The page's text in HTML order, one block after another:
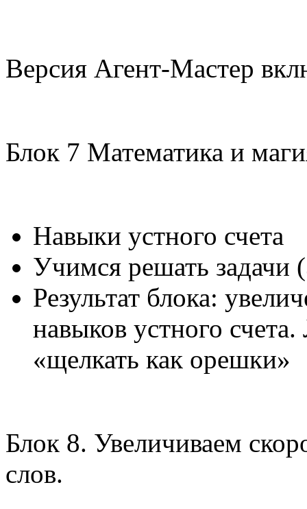
Версия Агент-Мастер
Блок 7 Математика и
Навыки устного счета
Учимся решать задачи
Результат блока:
навыков устного
«щелкать как орешки»
Блок 8. Увеличиваем
слов.